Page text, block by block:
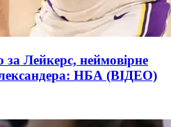
Лейкерс, неймовірне
НБА (ВІДЕО)